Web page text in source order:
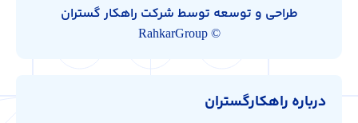
طراحی و توسعه توسط شرکت راهکار گستران
© RahkarGroup
درباره راهکارگستران